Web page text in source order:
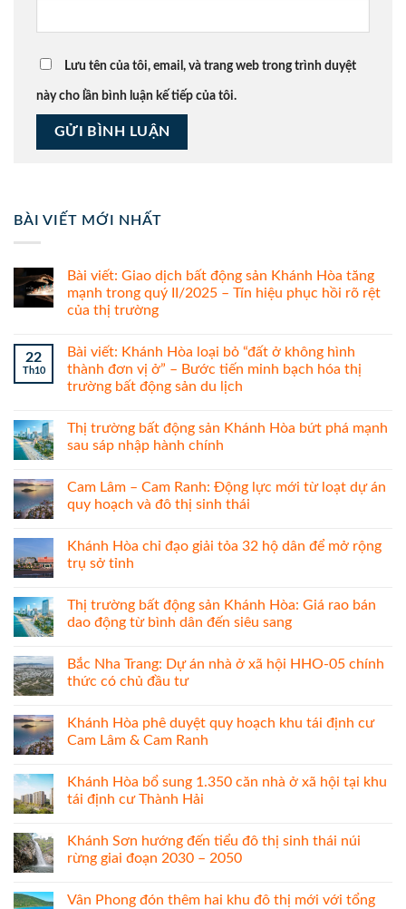
Lưu tên của tôi, email, và trang web trong trình duyệt
này cho lần bình luận kế tiếp của tôi.
BÀI VIẾT MỚI NHẤT
Bài viết: Giao dịch bất động sản Khánh Hòa tăng
mạnh trong quý II/2025 – Tín hiệu phục hồi rõ rệt
của thị trường
22
Th10
Bài viết: Khánh Hòa loại bỏ “đất ở không hình
thành đơn vị ở” – Bước tiến minh bạch hóa thị
trường bất động sản du lịch
Thị trường bất động sản Khánh Hòa bứt phá mạnh
sau sáp nhập hành chính
Cam Lâm – Cam Ranh: Động lực mới từ loạt dự án
quy hoạch và đô thị sinh thái
Khánh Hòa chỉ đạo giải tỏa 32 hộ dân để mở rộng
trụ sở tỉnh
Thị trường bất động sản Khánh Hòa: Giá rao bán
dao động từ bình dân đến siêu sang
Bắc Nha Trang: Dự án nhà ở xã hội HHO-05 chính
thức có chủ đầu tư
Khánh Hòa phê duyệt quy hoạch khu tái định cư
Cam Lâm & Cam Ranh
Khánh Hòa bổ sung 1.350 căn nhà ở xã hội tại khu
tái định cư Thành Hải
Khánh Sơn hướng đến tiểu đô thị sinh thái núi
rừng giai đoạn 2030 – 2050
Vân Phong đón thêm hai khu đô thị mới với tổng